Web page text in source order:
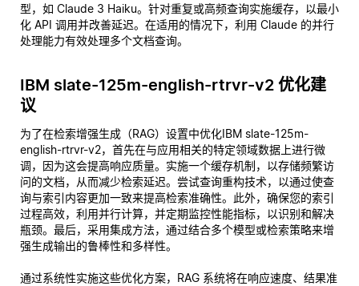
型，如 Claude 3 Haiku。针对重复或高频查询实施缓存，以最小
化 API 调用并改善延迟。在适用的情况下，利用 Claude 的并行
处理能力有效处理多个文档查询。
IBM slate-125m-english-rtrvr-v2 优化建
议
为了在检索增强生成（RAG）设置中优化IBM slate-125m-
english-rtrvr-v2，首先在与应用相关的特定领域数据上进行微
调，因为这会提高响应质量。实施一个缓存机制，以存储频繁访
问的文档，从而减少检索延迟。尝试查询重构技术，以通过使查
询与索引内容更加一致来提高检索准确性。此外，确保您的索引
过程高效，利用并行计算，并定期监控性能指标，以识别和解决
瓶颈。最后，采用集成方法，通过结合多个模型或检索策略来增
强生成输出的鲁棒性和多样性。
通过系统性实施这些优化方案，RAG 系统将在响应速度、结果准